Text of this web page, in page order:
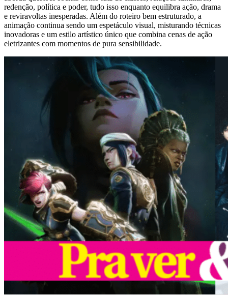
redenção, política e poder, tudo isso enquanto equilibra ação, drama
e reviravoltas inesperadas. Além do roteiro bem estruturado, a
animação continua sendo um espetáculo visual, misturando técnicas
inovadoras e um estilo artístico único que combina cenas de ação
eletrizantes com momentos de pura sensibilidade.